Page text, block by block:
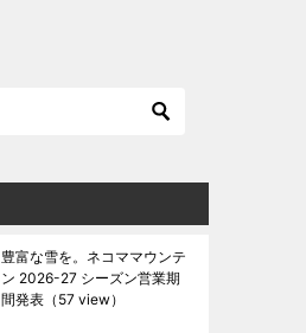
豊富な雪を。ネコママウンテ
ン 2026-27 シーズン営業期
間発表 （57 view）